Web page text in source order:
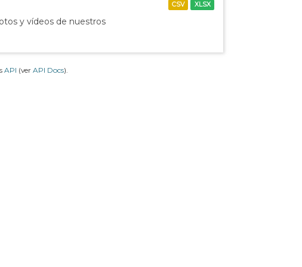
y vídeos de nuestros
CSV XLSX
API (ver API Docs).